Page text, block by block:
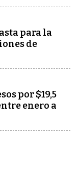
para la
de
por $19,5
enero a